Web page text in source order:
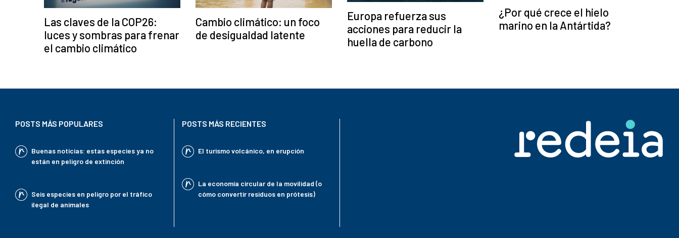
Las claves de la COP26:
luces y sombras para frenar
el cambio climático
Cambio climático: un foco
de desigualdad latente
Europa refuerza sus
acciones para reducir la
huella de carbono
¿Por qué crece el hielo
marino en la Antártida?
POSTS MÁS POPULARES
Buenas noticias: estas especies ya no
están en peligro de extinción
Seis especies en peligro por el tráfico
ilegal de animales
POSTS MÁS RECIENTES
El turismo volcánico, en erupción
La economía circular de la movilidad (o
cómo convertir residuos en prótesis)